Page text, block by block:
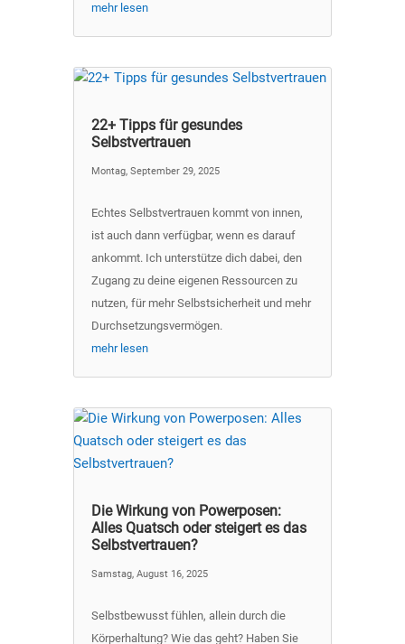
mehr lesen
22+ Tipps für gesundes
Selbstvertrauen
Montag, September 29, 2025
Echtes Selbstvertrauen kommt von innen,
ist auch dann verfügbar, wenn es darauf
ankommt. Ich unterstütze dich dabei, den
Zugang zu deine eigenen Ressourcen zu
nutzen, für mehr Selbstsicherheit und mehr
Durchsetzungsvermögen.
mehr lesen
Die Wirkung von Powerposen:
Alles Quatsch oder steigert es das
Selbstvertrauen?
Samstag, August 16, 2025
Selbstbewusst fühlen, allein durch die
Körperhaltung? Wie das geht? Haben Sie